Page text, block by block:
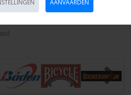
resolutie Details
AANVAARDEN